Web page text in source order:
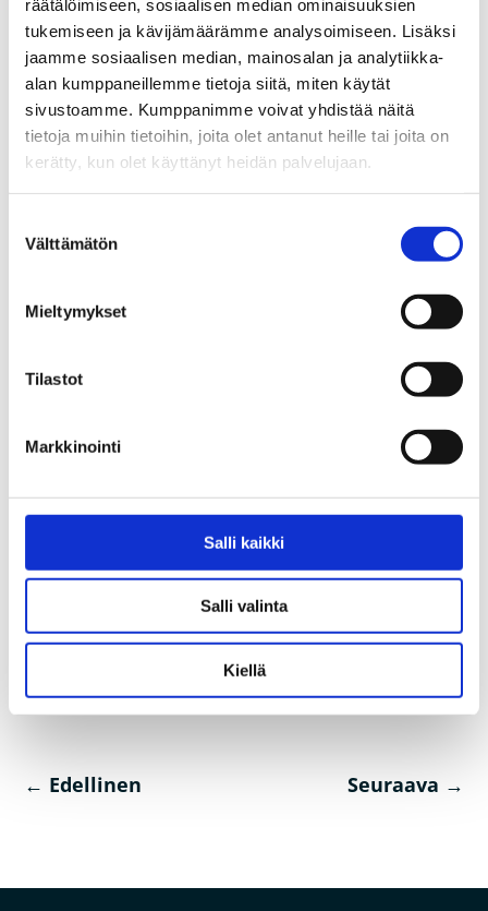
räätälöimiseen, sosiaalisen median ominaisuuksien
tukemiseen ja kävijämäärämme analysoimiseen. Lisäksi
jaamme sosiaalisen median, mainosalan ja analytiikka-
alan kumppaneillemme tietoja siitä, miten käytät
sivustoamme. Kumppanimme voivat yhdistää näitä
tietoja muihin tietoihin, joita olet antanut heille tai joita on
kerätty, kun olet käyttänyt heidän palvelujaan.
valinta
Välttämätön
Mieltymykset
Tilastot
Markkinointi
Salli kaikki
Salli valinta
Kiellä
“Käy ja kukkuu” ei takaa laitteen optimaalista
Suomen vahvin mies luottaa valokuituun
Askelia parempaan tulevaisuuteen
Ruotanen Lanit; onko tämä nyt jotain e-urheilua,
Mikä siinä HD-laadussa niin viehättää?
Teknologia joka ei vanhene
← Edellinen Seuraava →